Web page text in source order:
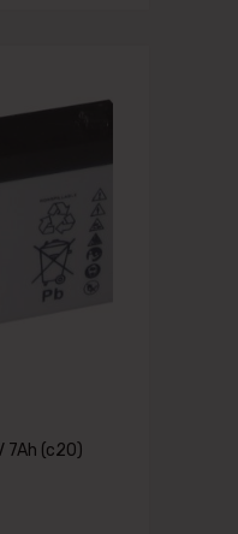
7Ah (c20)